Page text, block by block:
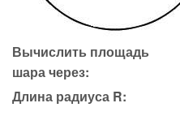
Вычислить площадь
шара через:
Длина радиуса R: